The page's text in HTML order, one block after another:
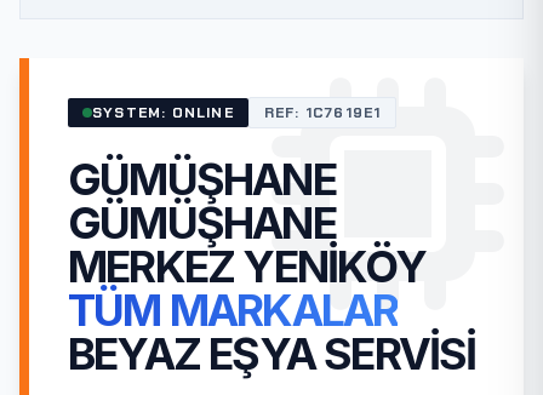
SYSTEM: ONLINE REF: 1C7619E1
GÜMÜŞHANE
GÜMÜŞHANE
MERKEZ YENIKÖY
TÜM MARKALAR
BEYAZ EŞYA SERVISI